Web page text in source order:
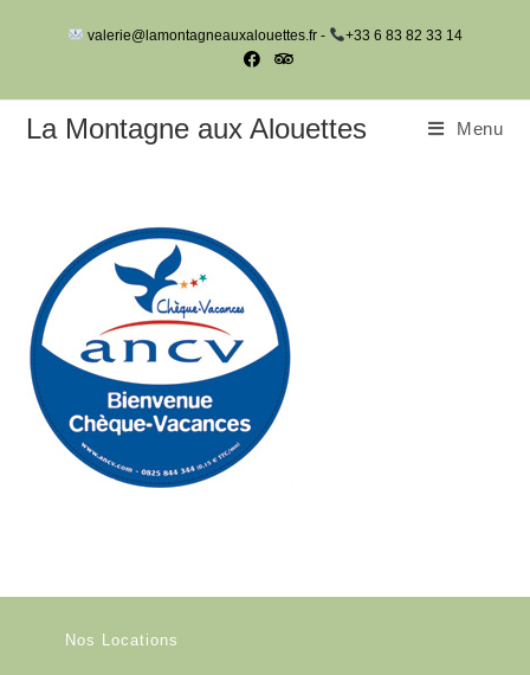
valerie@lamontagneauxalouettes.fr - +33 6 83 82 33 14
La Montagne aux Alouettes Menu
Nos Locations